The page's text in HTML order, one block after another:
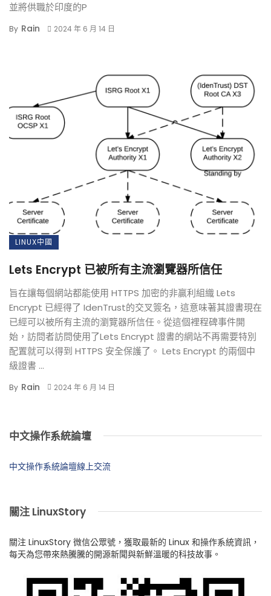
並將供職於印度的P
By Rain 2024 年 6 月 14 日
LINUX中國
Lets Encrypt 已被所有主流瀏覽器所信任
旨在讓每個網站都能使用 HTTPS 加密的非贏利組織 Lets
Encrypt 已經得了 IdenTrust的交叉簽名，這意味著其證書現在
已經可以被所有主流的瀏覽器所信任。從這個裡程碑事件開
始，訪問者訪問使用了Lets Encrypt 證書的網站不再需要特別
配置就可以得到 HTTPS 安全保護了。 Lets Encrypt 的兩個中
級證書 ...
By Rain 2024 年 6 月 14 日
中文操作系統論壇
中文操作系統論壇線上交流
關注 LinuxStory
關注 LinuxStory 微信公眾號，獲取最新的 Linux 和操作系統資訊，
每天為您帶來熱騰騰的開源新聞與新鮮溫暖的科技故事。